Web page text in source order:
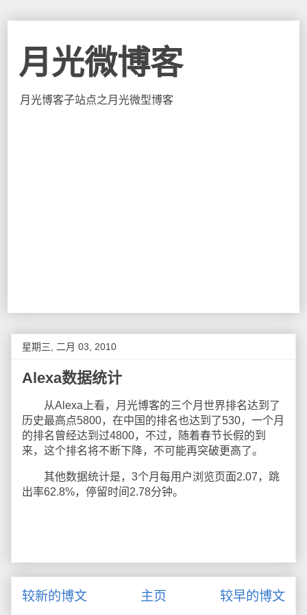
月光微博客
月光博客子站点之月光微型博客
星期三, 二月 03, 2010
Alexa数据统计
从Alexa上看，月光博客的三个月世界排名达到了
历史最高点5800，在中国的排名也达到了530，一个月
的排名曾经达到过4800，不过，随着春节长假的到
来，这个排名将不断下降，不可能再突破更高了。
其他数据统计是，3个月每用户浏览页面2.07，跳
出率62.8%，停留时间2.78分钟。
较新的博文 较早的博文
主页